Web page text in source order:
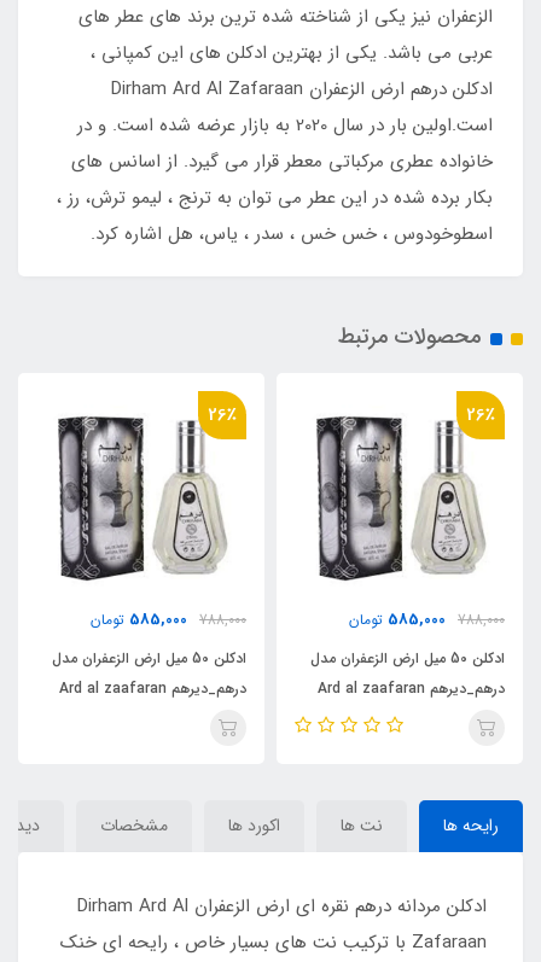
الزعفران نیز یکی از شناخته شده ترین برند های عطر های
عربی می باشد. یکی از بهترین ادکلن های این کمپانی ،
ادکلن درهم ارض الزعفران Dirham Ard Al Zafaraan
است.اولین بار در سال 2020 به بازار عرضه شده است. و در
خانواده عطری مرکباتی معطر قرار می گیرد. از اسانس های
بکار برده شده در این عطر می توان به ترنج ، لیمو ترش، رز ،
اسطوخودوس ، خس خس ، سدر ، یاس، هل اشاره کرد.
محصولات مرتبط
26٪
788,000
585,000 تومان
ادکلن 50 میل ارض الزعفران مدل
درهم_دیرهم Ard al zaafaran
Dirham
26٪
788,000
585,000 تومان
ادکلن 50 میل ارض الزعفران مدل
درهم_دیرهم Ard al zaafaran
Dirham
رایحه ها نت ها اکورد ها مشخصات
ادکلن مردانه درهم نقره ای ارض الزعفران Dirham Ard Al
Zafaraan با ترکیب نت های بسیار خاص ، رایحه ای خنک